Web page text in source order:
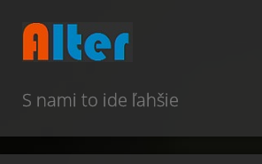
S nami to ide ľahšie